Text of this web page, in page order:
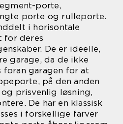
porte,
porte og rulleporte.
i horisontale
for deres
De er ideelle,
garage, da de ikke
garagen for at
på den anden
prisvenlig løsning,
De har en klassisk
i forskellige farver